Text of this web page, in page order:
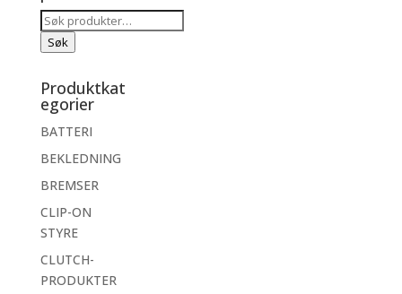
Søk
etter:
Søk
Produktkat
egorier
BATTERI
BEKLEDNING
BREMSER
CLIP-ON
STYRE
CLUTCH-
PRODUKTER